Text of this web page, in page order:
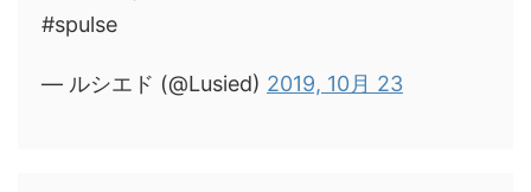
#spulse
— ルシエド (@Lusied) 2019, 10月 23